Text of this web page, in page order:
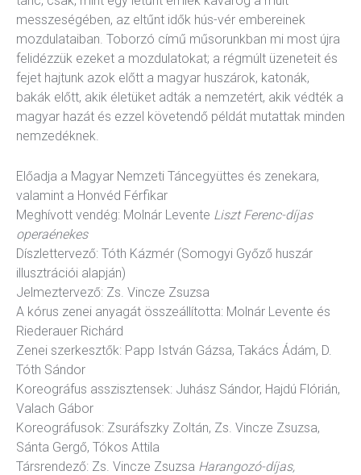
messzeségében, az eltűnt idők hús-vér embereinek
mozdulataiban. Toborzó című műsorunkban mi most újra
felidézzük ezeket a mozdulatokat; a régmúlt üzeneteit és
fejet hajtunk azok előtt a magyar huszárok, katonák,
bakák előtt, akik életüket adták a nemzetért, akik védték a
magyar hazát és ezzel követendő példát mutattak minden
nemzedéknek.
Előadja a Magyar Nemzeti Táncegyüttes és zenekara,
valamint a Honvéd Férfikar
Meghívott vendég: Molnár Levente Liszt Ferenc-díjas
operaénekes
Díszlettervező: Tóth Kázmér (Somogyi Győző huszár
illusztrációi alapján)
Jelmeztervező: Zs. Vincze Zsuzsa
A kórus zenei anyagát összeállította: Molnár Levente és
Riederauer Richárd
Zenei szerkesztők: Papp István Gázsa, Takács Ádám, D.
Tóth Sándor
Koreográfus asszisztensek: Juhász Sándor, Hajdú Flórián,
Valach Gábor
Koreográfusok: Zsuráfszky Zoltán, Zs. Vincze Zsuzsa,
Sánta Gergő, Tókos Attila
Társrendező: Zs. Vincze Zsuzsa Harangozó-díjas,